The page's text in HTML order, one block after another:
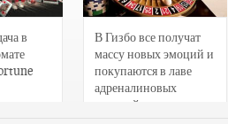
в
В Гизбо все получат
массу новых эмоций и
покупаются в лаве
адреналиновых
страстей